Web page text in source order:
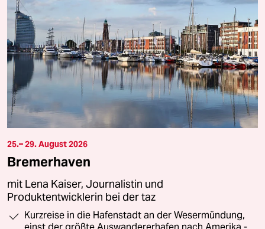
25.– 29. August 2026
Bremerhaven
mit Lena Kaiser, Journalistin und
Produktentwicklerin bei der taz
Kurzreise in die Hafenstadt an der Wesermündung,